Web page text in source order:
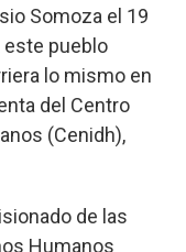
Somoza el 19
este pueblo
lo mismo en
del Centro
(Cenidh),
de las
Humanos